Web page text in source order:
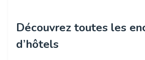
Découvrez toutes les
d’hôtels